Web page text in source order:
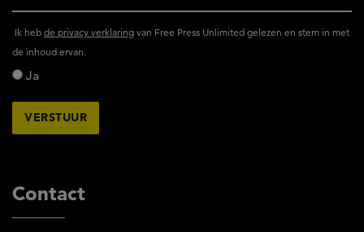
Contact
Ik
heb
het
reglement
Unlimited
Ik heb de privacy verklaring van Free Press Unlimited gelezen en stem in met
de inhoud ervan.
Ja